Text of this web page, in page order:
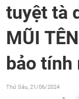
tuyệt tà
MŨI
bảo tính
Thứ Sáu, 21/06/2024